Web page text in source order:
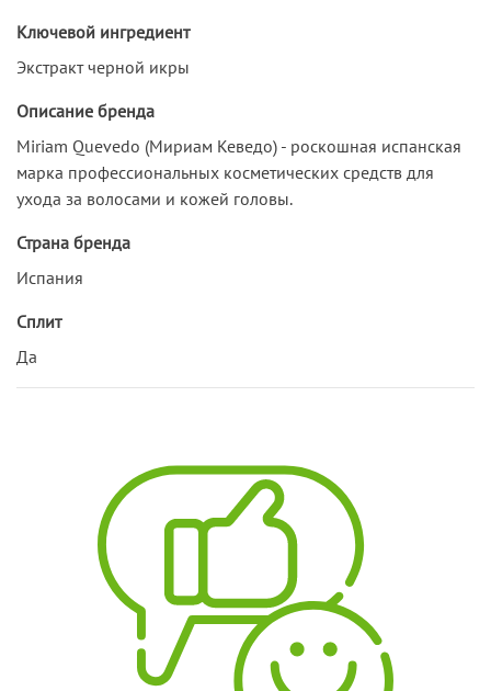
Ключевой ингредиент
Экстракт черной икры
Описание бренда
Miriam Quevedo (Мириам Кеведо) - роскошная испанская
марка профессиональных косметических средств для
ухода за волосами и кожей головы.
Страна бренда
Испания
Сплит
Да